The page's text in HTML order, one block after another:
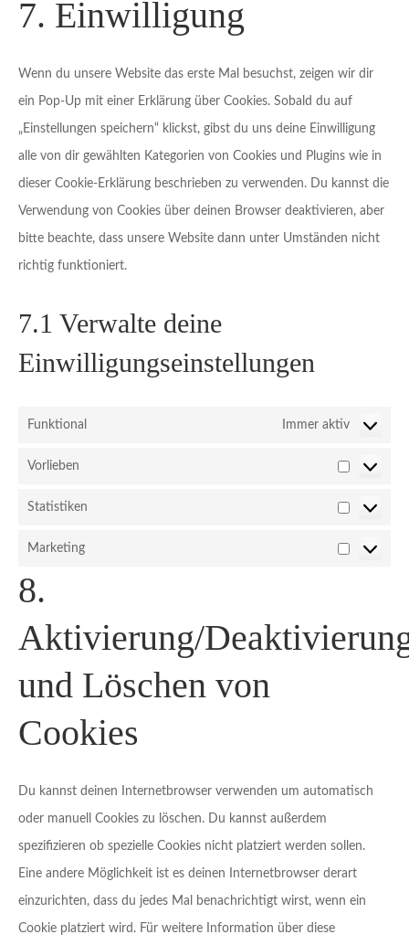
7. Einwilligung
Wenn du unsere Website das erste Mal besuchst, zeigen wir dir
ein Pop-Up mit einer Erklärung über Cookies. Sobald du auf
„Einstellungen speichern“ klickst, gibst du uns deine Einwilligung
alle von dir gewählten Kategorien von Cookies und Plugins wie in
dieser Cookie-Erklärung beschrieben zu verwenden. Du kannst die
Verwendung von Cookies über deinen Browser deaktivieren, aber
bitte beachte, dass unsere Website dann unter Umständen nicht
richtig funktioniert.
7.1 Verwalte deine
Einwilligungseinstellungen
Funktional Immer aktiv
Vorlieben
Statistiken
Marketing
8.
Aktivierung/
und Löschen von
Cookies
Du kannst deinen Internetbrowser verwenden um automatisch
oder manuell Cookies zu löschen. Du kannst außerdem
spezifizieren ob spezielle Cookies nicht platziert werden sollen.
Eine andere Möglichkeit ist es deinen Internetbrowser derart
einzurichten, dass du jedes Mal benachrichtigt wirst, wenn ein
Cookie platziert wird. Für weitere Information über diese